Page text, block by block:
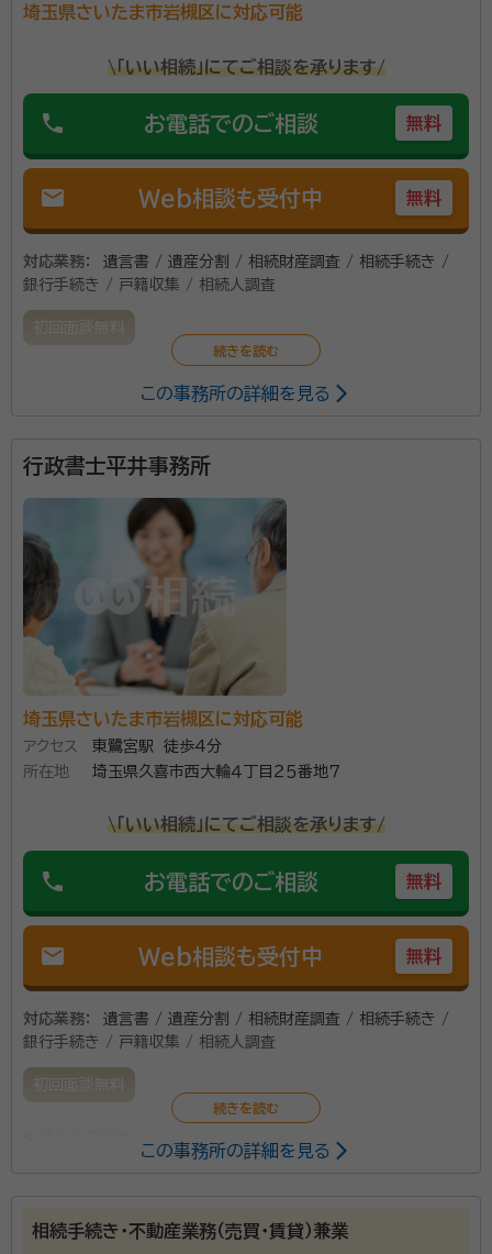
埼玉県さいたま市岩槻区に対応可能
\「いい相続」にてご相談を承ります/
phone お電話でのご相談 無料
mail Web相談も受付中 無料
対応業務：
遺言書 / 遺産分割 / 相続財産調査 / 相続手続き /
銀行手続き / 戸籍収集 / 相続人調査
初回面談無料
この事務所の詳細を見る
行政書士平井事務所
埼玉県さいたま市岩槻区に対応可能
アクセス
東鷺宮駅 徒歩4分
所在地
埼玉県久喜市西大輪４丁目２５番地７
\「いい相続」にてご相談を承ります/
phone お電話でのご相談 無料
mail Web相談も受付中 無料
対応業務：
遺言書 / 遺産分割 / 相続財産調査 / 相続手続き /
銀行手続き / 戸籍収集 / 相続人調査
初回面談無料
所属団体：埼玉県行政書士会
この事務所の詳細を見る
相続手続き・不動産業務（売買・賃貸）兼業